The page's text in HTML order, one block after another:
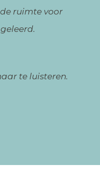
ruimte voor
te luisteren.